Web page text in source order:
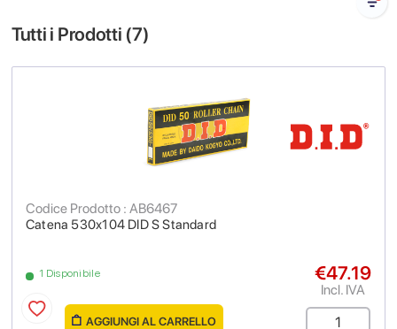
Tutti i Prodotti (7)
Catena 530x104 DID S Standard
Codice Prodotto : AB6467
1 Disponibile €47.19
Incl. IVA
AGGIUNGI AL CARRELLO